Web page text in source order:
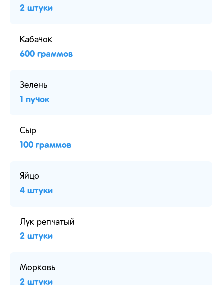
2 штуки
Кабачок
600 граммов
Зелень
1 пучок
Сыр
100 граммов
Яйцо
4 штуки
Лук репчатый
2 штуки
Морковь
2 штуки